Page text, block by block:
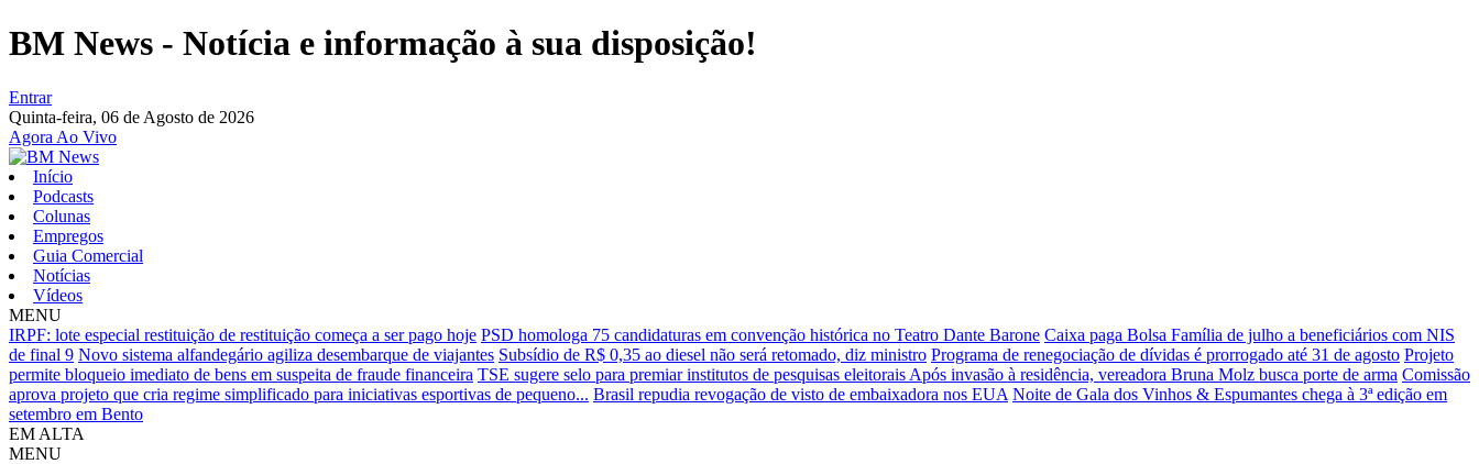
BM News - Notícia e informação à sua disposição!
Entrar
Quinta-feira, 06 de Agosto de 2026
Agora Ao Vivo
Início
Podcasts
Colunas
Empregos
Guia Comercial
Notícias
Vídeos
MENU
IRPF: lote especial restituição de restituição começa a ser pago hoje PSD homologa 75 candidaturas em convenção histórica no Teatro Dante Barone Caixa paga Bolsa Família de julho a beneficiários com NIS
de final 9 Novo sistema alfandegário agiliza desembarque de viajantes Subsídio de R$ 0,35 ao diesel não será retomado, diz ministro Programa de renegociação de dívidas é prorrogado até 31 de agosto Projeto
permite bloqueio imediato de bens em suspeita de fraude financeira TSE sugere selo para premiar institutos de pesquisas eleitorais Após invasão à residência, vereadora Bruna Molz busca porte de arma Comissão
aprova projeto que cria regime simplificado para iniciativas esportivas de pequeno... Brasil repudia revogação de visto de embaixadora nos EUA Noite de Gala dos Vinhos & Espumantes chega à 3ª edição em
setembro em Bento
EM ALTA
MENU